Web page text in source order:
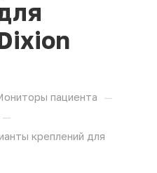
пациента —
—
креплений для